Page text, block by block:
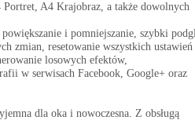
A4 Krajobraz, a także dowolnych
i pomniejszanie, szybki
zmian, resetowanie wszystkich ustawień
losowych efektów,
w serwisach Facebook, Google+ oraz
dla oka i nowoczesna. Z obsługą